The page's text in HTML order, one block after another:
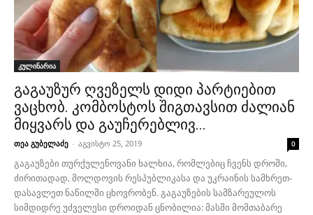
კულინარია
გაგაუზურ ღვეზელს დიდი პარტიებით
ვაცხობ. კომბოსტოს შიგთავსით ძალიან
მიყვარს და გაუჩერებლივ...
თეა გუბელაძე - აგვისტო 25, 2019 0
გაგაუზები თურქულენოვანი ხალხია, რომლებიც ჩვენს დროში,
ძირითადად, მოლდოვის რესპუბლიკასა და უკრაინის სამხრეთ-
დასავლეთ ნაწილში ცხოვრობენ. გაგაუზების სამზარეულოს
სიმდიდრე უძველესი დროიდან ცნობილია: მასში მომთაბარე